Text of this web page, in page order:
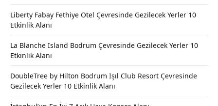
Liberty Fabay Fethiye Otel Çevresinde Gezilecek Yerler 10
Etkinlik Alanı
La Blanche Island Bodrum Çevresinde Gezilecek Yerler 10
Etkinlik Alanı
DoubleTree by Hilton Bodrum Işıl Club Resort Çevresinde
Gezilecek Yerler 10 Etkinlik Alanı